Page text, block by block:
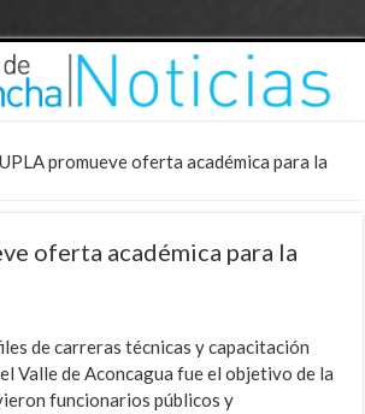
UPLA promueve oferta académica para la
oferta académica para la
de carreras técnicas y capacitación
Valle de Aconcagua fue el objetivo de la
funcionarios públicos y